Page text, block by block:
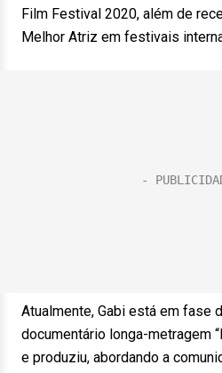
Film Festival 2020, além de
Melhor Atriz em festivais
Atualmente, Gabi está em fase
documentário longa-metragem
e produziu, abordando a